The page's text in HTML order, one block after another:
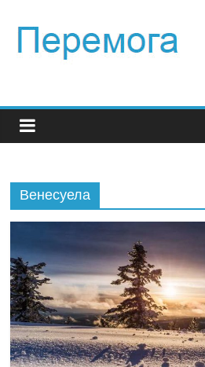
Венесуела